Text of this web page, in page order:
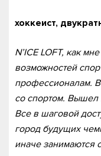
хоккеист,
N’ICE LOFT, как
возможностей
профессионалам.
со спортом. Вышел
Все в шаговой
город будущих
иначе занимаются